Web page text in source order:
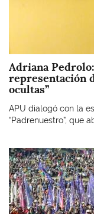
Adriana
representación
ocultas”
APU dialogó con la
“Padrenuestro”, que
Imagen